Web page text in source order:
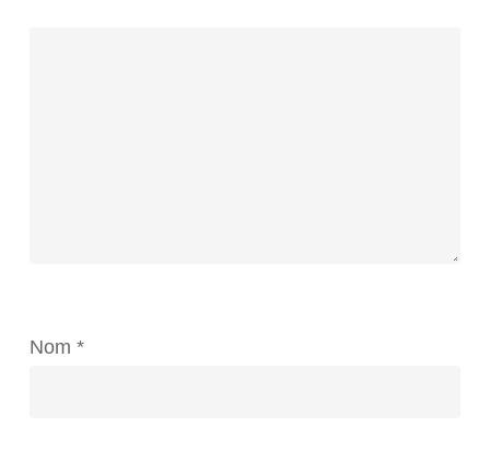
Nom *